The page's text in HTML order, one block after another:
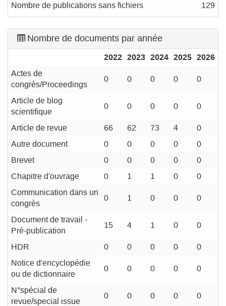
Nombre de publications sans fichiers 129
Nombre de documents par année
2022 2023 2024 2025 2026
Actes de
congrès/Proceedings
0 0 0 0 0
Article de blog
scientifique
0 0 0 0 0
Article de revue 66 62 73 4
0
Autre document
0 0 0 0
0
Brevet
0 0 0 0
0
Chapitre d'ouvrage
0 1 1 0
0
Communication dans un
congrès
0 1 0 0 0
Document de travail -
Pré-publication
15 4 1 0 0
HDR 0 0 0 0
0
Notice d'encyclopédie
ou de dictionnaire
0 0 0 0 0
N°spécial de
revue/special issue
0 0 0 0 0